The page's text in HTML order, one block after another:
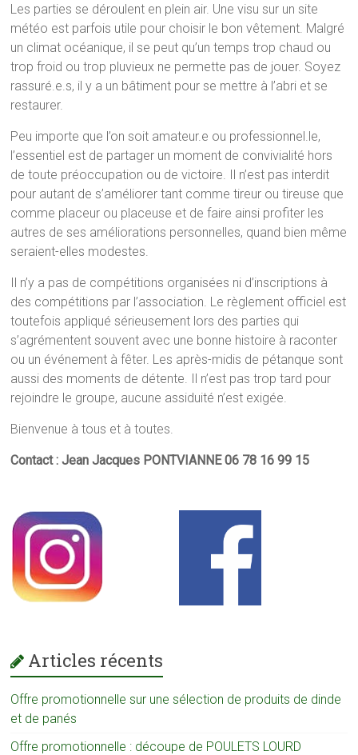
Les parties se déroulent en plein air. Une visu sur un site
météo est parfois utile pour choisir le bon vêtement. Malgré
un climat océanique, il se peut qu’un temps trop chaud ou
trop froid ou trop pluvieux ne permette pas de jouer. Soyez
rassuré.e.s, il y a un bâtiment pour se mettre à l’abri et se
restaurer.
Peu importe que l’on soit amateur.e ou professionnel.le,
l’essentiel est de partager un moment de convivialité hors
de toute préoccupation ou de victoire. Il n’est pas interdit
pour autant de s’améliorer tant comme tireur ou tireuse que
comme placeur ou placeuse et de faire ainsi profiter les
autres de ses améliorations personnelles, quand bien même
seraient-elles modestes.
Il n’y a pas de compétitions organisées ni d’inscriptions à
des compétitions par l’association. Le règlement officiel est
toutefois appliqué sérieusement lors des parties qui
s’agrémentent souvent avec une bonne histoire à raconter
ou un événement à fêter. Les après-midis de pétanque sont
aussi des moments de détente. Il n’est pas trop tard pour
rejoindre le groupe, aucune assiduité n’est exigée.
Bienvenue à tous et à toutes.
Contact : Jean Jacques PONTVIANNE 06 78 16 99 15
Articles récents
Offre promotionnelle sur une sélection de produits de dinde
et de panés
Offre promotionnelle : découpe de POULETS LOURD